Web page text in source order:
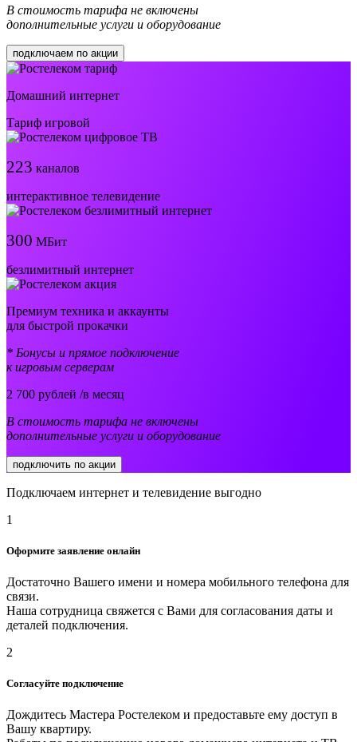
В стоимость тарифа не включены
дополнительные услуги и оборудование
подключаем по акции
Домашний интернет
Тариф игровой
223 каналов
интерактивное телевидение
300 МБит
безлимитный интернет
Премиум техника и аккаунты
для быстрой прокачки
* Бонусы и прямое подключение
к игровым серверам
2 700 рублей /в месяц
В стоимость тарифа не включены
дополнительные услуги и оборудование
подключить по акции
Подключаем интернет и телевидение выгодно
1
Оформите заявление онлайн
Достаточно Вашего имени и номера мобильного телефона для
связи.
Наша сотрудница свяжется с Вами для согласования даты и
деталей подключения.
2
Согласуйте подключение
Дождитесь Мастера Ростелеком и предоставьте ему доступ в
Вашу квартиру.